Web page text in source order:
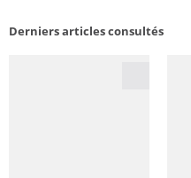
Derniers articles consultés